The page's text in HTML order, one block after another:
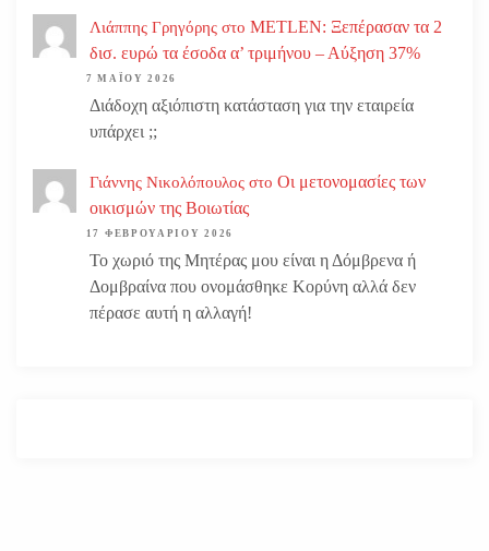
Λιάππης Γρηγόρης στο METLEN: Ξεπέρασαν τα 2
δισ. ευρώ τα έσοδα α’ τριμήνου – Αύξηση 37%
7 ΜΑΪ́ΟΥ 2026
Διάδοχη αξιόπιστη κατάσταση για την εταιρεία
υπάρχει ;;
Γιάννης Νικολόπουλος στο Οι μετονομασίες των
οικισμών της Βοιωτίας
17 ΦΕΒΡΟΥΑΡΊΟΥ 2026
Το χωριό της Μητέρας μου είναι η Δόμβρενα ή
Δομβραίνα που ονομάσθηκε Κορύνη αλλά δεν
πέρασε αυτή η αλλαγή!